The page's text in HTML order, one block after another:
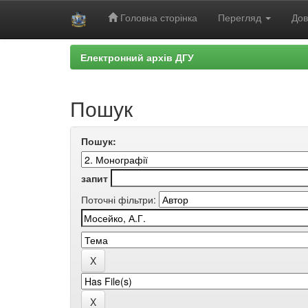
Головна сторінка Перегляд
Електронний архів ДГУ
Пошук
Пошук:
запит
Поточні фільтри: